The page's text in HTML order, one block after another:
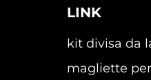
LINK
kit divisa da
magliette